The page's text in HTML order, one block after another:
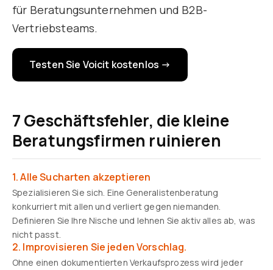
für Beratungsunternehmen und B2B-
Vertriebsteams.
Testen Sie Voicit kostenlos →
7 Geschäftsfehler, die kleine
Beratungsfirmen ruinieren
1. Alle Sucharten akzeptieren
Spezialisieren Sie sich. Eine Generalistenberatung
konkurriert mit allen und verliert gegen niemanden.
Definieren Sie Ihre Nische und lehnen Sie aktiv alles ab, was
nicht passt.
2. Improvisieren Sie jeden Vorschlag.
Ohne einen dokumentierten Verkaufsprozess wird jeder